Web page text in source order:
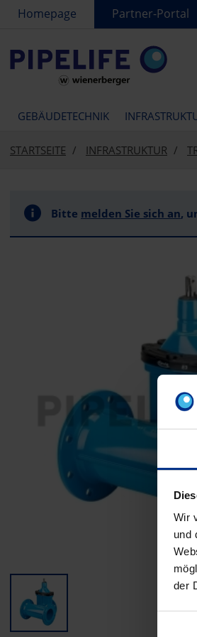
Wir
und
der
text.skipToContent
text.skipToNavigation
Homepage Partner-Portal
GEBÄUDETECHNIK
STARTSEITE INFRASTRUKTUR
Bitte melden Sie sich an,